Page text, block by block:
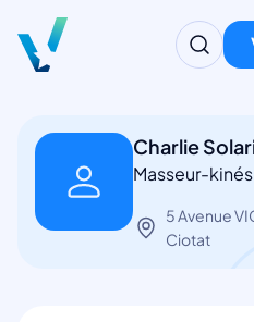
Charlie
Masseur-
5 Avenue
Ciotat